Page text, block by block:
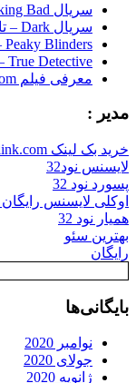
سریال Breaking Bad – افسار گسیخته
سریال Dark – تاریک
Peaky Blinders – پیکی بلایندرز
True Detective – کاراگاه واقعی
معرفی فیلم The Last Kingdom – آخرین پادشاهی
مدیر :
خرید بک لینک behtarinbacklink.com
لایسنس نود32
پسورد نود 32
اوکلی لایسنس رایگان
همیار نود 32
بهترین سئو
رایگان
بایگانی‌ها
نوامبر 2020
جولای 2020
ژانویه 2020